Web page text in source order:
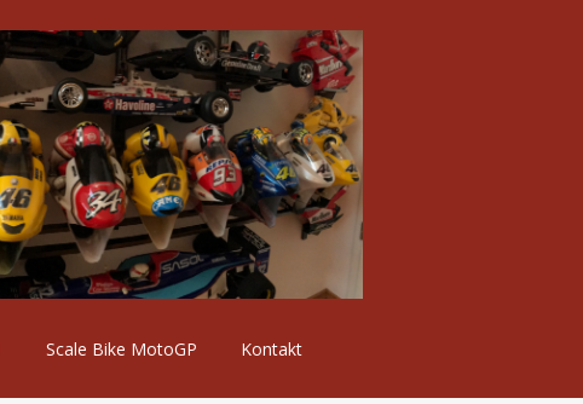
Scale Bike MotoGP Kontakt